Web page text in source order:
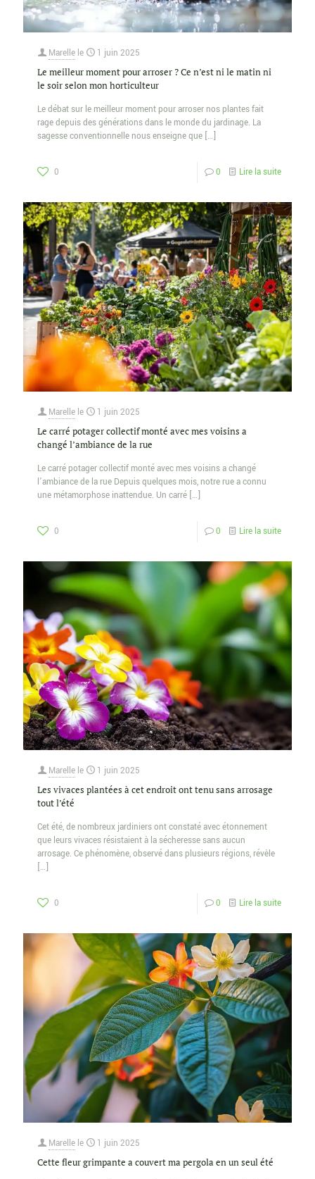
Marelle le 1 juin 2025
Le meilleur moment pour arroser ? Ce n’est ni le matin ni
le soir selon mon horticulteur
Le débat sur le meilleur moment pour arroser nos plantes fait
rage depuis des générations dans le monde du jardinage. La
sagesse conventionnelle nous enseigne que […]
0 0 Lire la suite
Marelle le 1 juin 2025
Le carré potager collectif monté avec mes voisins a
changé l’ambiance de la rue
Le carré potager collectif monté avec mes voisins a changé
l’ambiance de la rue Depuis quelques mois, notre rue a connu
une métamorphose inattendue. Un carré […]
0 0 Lire la suite
Marelle le 1 juin 2025
Les vivaces plantées à cet endroit ont tenu sans arrosage
tout l’été
Cet été, de nombreux jardiniers ont constaté avec étonnement
que leurs vivaces résistaient à la sécheresse sans aucun
arrosage. Ce phénomène, observé dans plusieurs régions, révèle
[…]
0 0 Lire la suite
Marelle le 1 juin 2025
Cette fleur grimpante a couvert ma pergola en un seul été